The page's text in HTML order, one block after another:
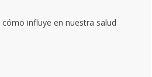
influye en nuestra salud